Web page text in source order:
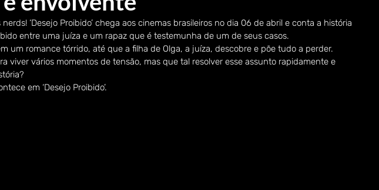
‘Desejo Proibido’ chega aos cinemas brasileiros no dia 06 de abril e conta a história
entre uma juíza e um rapaz que é testemunha de um de seus casos.
um romance tórrido, até que a filha de Olga, a juíza, descobre e põe tudo a perder.
viver vários momentos de tensão, mas que tal resolver esse assunto rapidamente e
em ‘Desejo Proibido’.